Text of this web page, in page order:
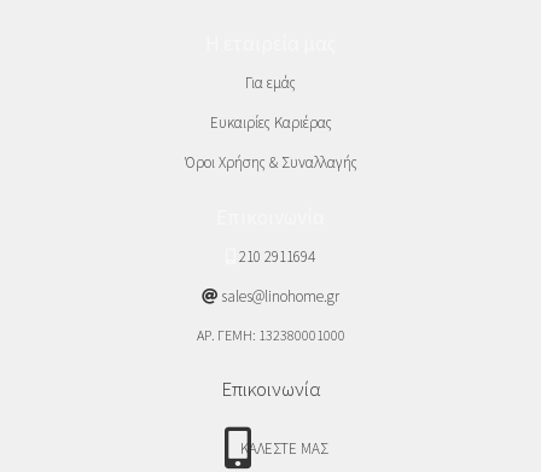
Για εμάς
Ευκαιρίες Καριέρας
Όροι Χρήσης & Συναλλαγής
210 2911694
sales@linohome.gr
ΑΡ. ΓΕΜΗ: 132380001000
Επικοινωνία
ΚΑΛΕΣΤΕ ΜΑΣ